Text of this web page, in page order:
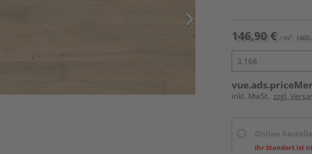
146,90 € / m²
inkl. MwSt. zzgl.
Ihr Standort ist